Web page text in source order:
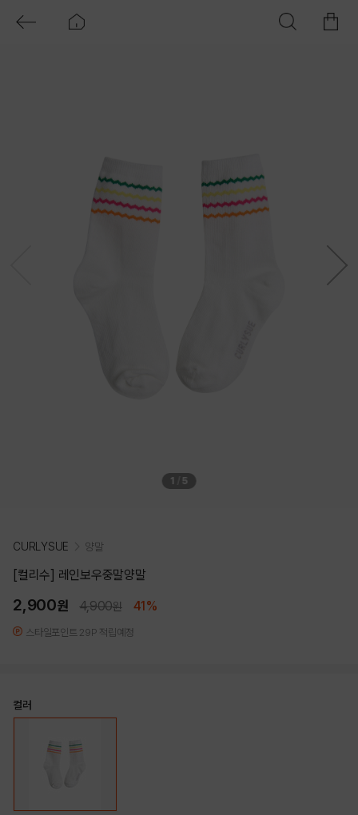
1 5
CURLYSUE 양말
[컬리수] 레인보우중말양말
2,900원 4,900원 41%
스타일포인트 29P 적립예정
컬러